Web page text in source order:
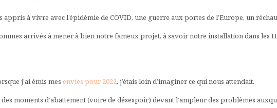
appris à vivre avec l’épidémie de COVID, une guerre aux portes de l’Europe, un
arrivés à mener à bien notre fameux projet, à savoir notre installation dans les
j’ai émis mes envies pour 2022, j’étais loin d’imaginer ce qui nous attendait.
moments d’abattement (voire de désespoir) devant l’ampleur des problèmes